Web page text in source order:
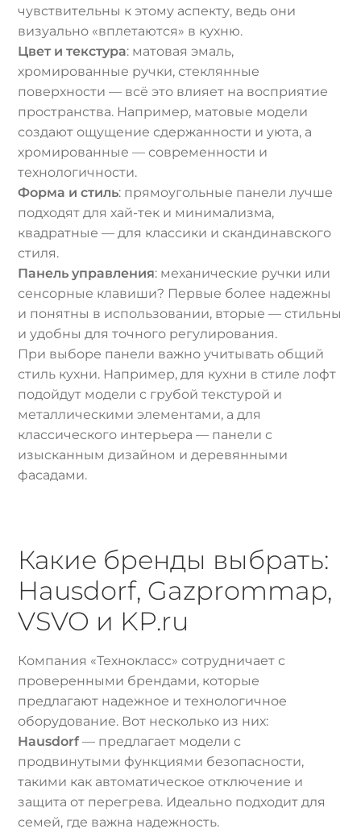
чувствительны к этому аспекту, ведь они
визуально «вплетаются» в кухню.
Цвет и текстура: матовая эмаль,
хромированные ручки, стеклянные
поверхности — всё это влияет на восприятие
пространства. Например, матовые модели
создают ощущение сдержанности и уюта, а
хромированные — современности и
технологичности.
Форма и стиль: прямоугольные панели лучше
подходят для хай-тек и минимализма,
квадратные — для классики и скандинавского
стиля.
Панель управления: механические ручки или
сенсорные клавиши? Первые более надежны
и понятны в использовании, вторые — стильны
и удобны для точного регулирования.
При выборе панели важно учитывать общий
стиль кухни. Например, для кухни в стиле лофт
подойдут модели с грубой текстурой и
металлическими элементами, а для
классического интерьера — панели с
изысканным дизайном и деревянными
фасадами.
Какие бренды выбрать:
Hausdorf, Gazprommap,
VSVO и KP.ru
Компания «Технокласс» сотрудничает с
проверенными брендами, которые
предлагают надежное и технологичное
оборудование. Вот несколько из них:
Hausdorf— предлагает модели с
продвинутыми функциями безопасности,
такими как автоматическое отключение и
защита от перегрева. Идеально подходит для
семей, где важна надежность.